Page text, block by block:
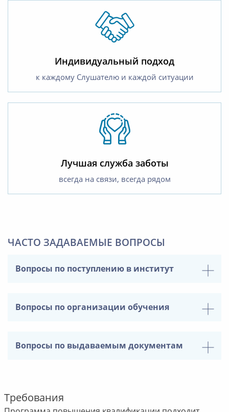
Индивидуальный подход
к каждому Слушателю и каждой ситуации
Лучшая служба заботы
всегда на связи, всегда рядом
ЧАСТО ЗАДАВАЕМЫЕ ВОПРОСЫ
Вопросы по поступлению в институт
Вопросы по организации обучения
Вопросы по выдаваемым документам
Требования